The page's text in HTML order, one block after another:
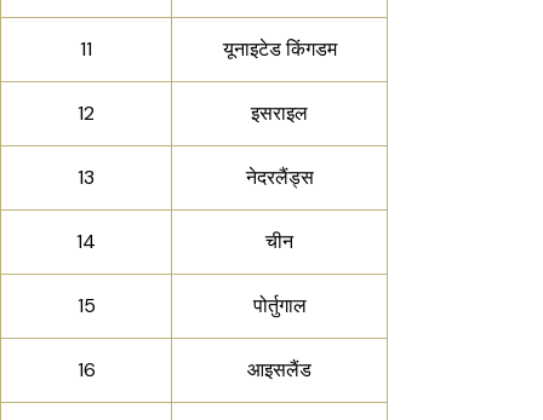
11 यूनाइटेड किंगडम
12 इसराइल
13 नेदरलैंड्स
14 चीन
15 पोर्तुगाल
16 आइसलैंड